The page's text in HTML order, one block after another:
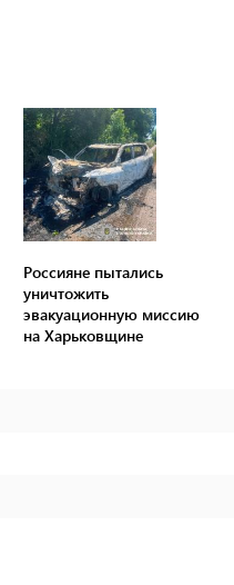
Россияне пытались
уничтожить
эвакуационную миссию
на Харьковщине